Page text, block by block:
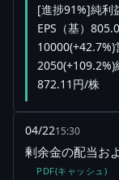
[進捗91%]純利
EPS（基）
2050(+109.2%)
872.11円/株
04/2215:30
剰余金の配当お
PDF(キャッシュ)